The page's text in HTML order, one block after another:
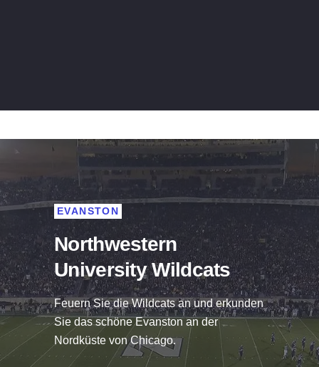
Northwestern
University Wildcats
EVANSTON
Feuern Sie die Wildcats an und erkunden
Sie das schöne Evanston an der
Nordküste von Chicago.